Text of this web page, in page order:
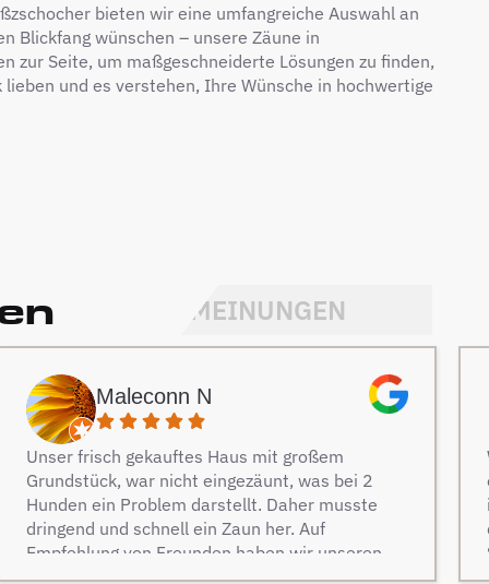
bieten wir eine umfangreiche Auswahl an
Blickfang wünschen – unsere Zäune in
zur Seite, um maßgeschneiderte Lösungen zu finden,
und es verstehen, Ihre Wünsche in hochwertige
MEINUNGEN
Maleconn N
Unser frisch gekauftes Haus mit großem
Grundstück, war nicht eingezäunt, was bei 2
Hunden ein Problem darstellt. Daher musste
dringend und schnell ein Zaun her. Auf
Empfehlung von Freunden haben wir unseren
Zaun bei Berg Zäune beauftragt und es keine